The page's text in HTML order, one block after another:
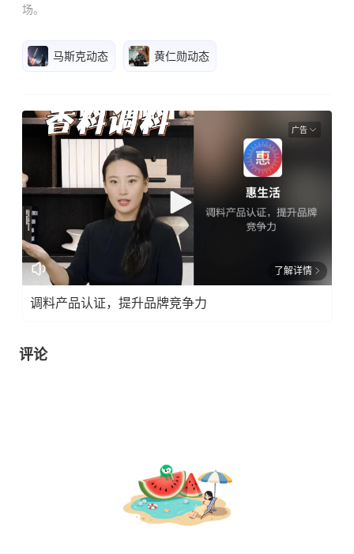
场。
马斯克动态 黄仁勋动态
广告
了解详情
调料产品认证，提升品牌竞争力
评论